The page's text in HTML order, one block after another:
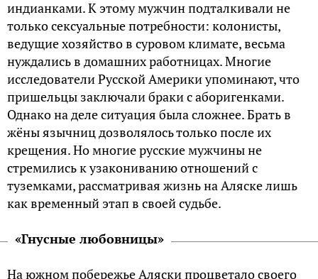
индианками. К этому мужчин подталкивали не
только сексуальные потребности: колонисты,
ведущие хозяйство в суровом климате, весьма
нуждались в домашних работницах. Многие
исследователи Русской Америки упоминают, что
пришельцы заключали браки с аборигенками.
Однако на деле ситуация была сложнее. Брать в
жёны язычниц дозволялось только после их
крещения. Но многие русские мужчины не
стремились к узакониванию отношений с
туземками, рассматривая жизнь на Аляске лишь
как временный этап в своей судьбе.
«Гнусные любовницы»
На южном побережье Аляски процветало своего